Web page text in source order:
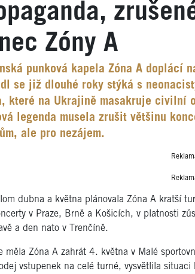
Zóny A
punková kapela Zóna A doplácí
se již dlouhé roky stýká s
které na Ukrajině masakruje civilní
legenda musela zrušit většinu
ale pro nezájem.
dubna a května plánovala Zóna A kratší
v Praze, Brně a Košicích, v platnosti
a den nato v Trenčíně.
měla Zóna A zahrát 4. května v Malé
vstupenek na celé turné, vysvětlila